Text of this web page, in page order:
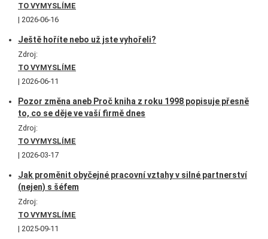
TO VYMYSLÍME
2026-06-16
Ještě hoříte nebo už jste vyhořeli?
Zdroj:
TO VYMYSLÍME
2026-06-11
Pozor změna aneb Proč kniha z roku 1998 popisuje přesně
to, co se děje ve vaší firmě dnes
Zdroj:
TO VYMYSLÍME
2026-03-17
Jak proměnit obyčejné pracovní vztahy v silné partnerství
(nejen) s šéfem
Zdroj:
TO VYMYSLÍME
2025-09-11